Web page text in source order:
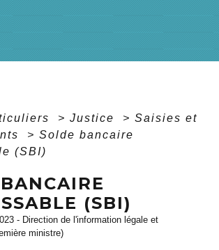
> Justice > Saisies et
> Solde bancaire
(SBI)
(SBI)
- Direction de l'information légale et
ministre)